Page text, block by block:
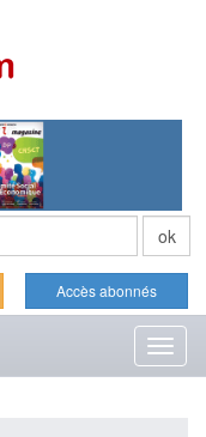
Accès abonnés